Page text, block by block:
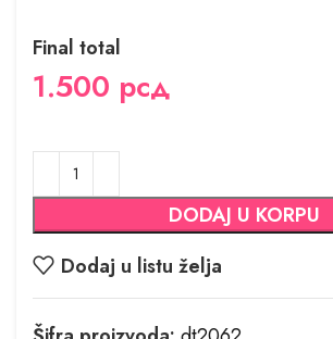
Final total
1.500 рсд
DODAJ U KORPU
Dodaj u listu želja